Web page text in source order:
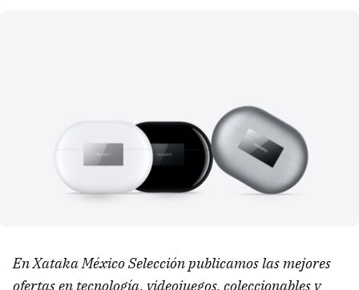
En Xataka México Selección publicamos las mejores
ofertas en tecnología, videojuegos, coleccionables y